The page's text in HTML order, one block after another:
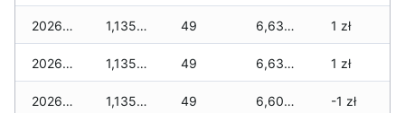
2026-05-30 1,135 zł 49 6,630 zł 1 zł
2026-05-29 1,135 zł 49 6,630 zł 1 zł
2026-05-28 1,135 zł 49 6,605 zł -1 zł